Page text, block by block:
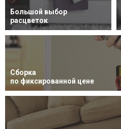
Большой выбор
расцветок
Сборка
по фиксированной цене